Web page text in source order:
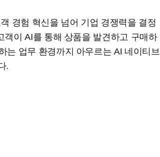
경험 혁신을 넘어 기업 경쟁력을 결정
이 AI를 통해 상품을 발견하고 구매하
는 업무 환경까지 아우르는 AI 네이티브
.